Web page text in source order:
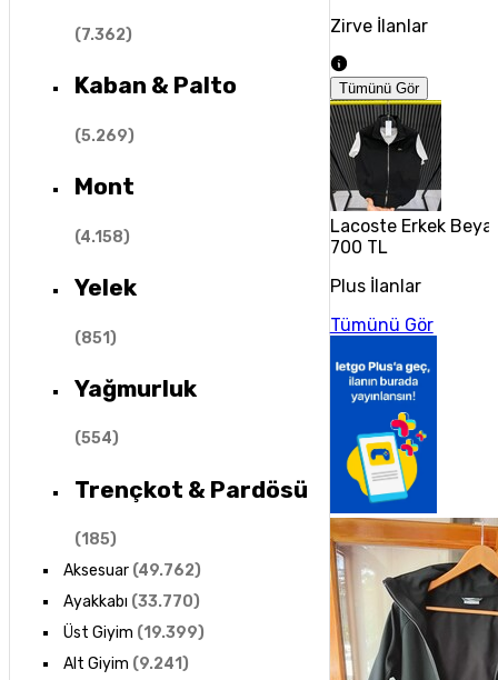
(7.362)
Kaban & Palto
(5.269)
Mont
(4.158)
Yelek
(851)
Yağmurluk
(554)
Trençkot & Pardösü
(185)
Aksesuar(49.762)
Ayakkabı (33.770)
Üst Giyim (19.399)
Alt Giyim (9.241)
Zirve İlanlar
Tümünü Gör
Lacoste Erkek
700 TL
Plus İlanlar
Tümünü Gör